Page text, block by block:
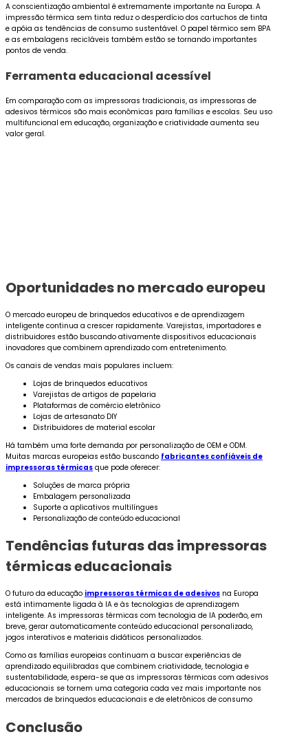
A conscientização ambiental é extremamente importante na Europa. A
impressão térmica sem tinta reduz o desperdício dos cartuchos de tinta
e apóia as tendências de consumo sustentável. O papel térmico sem BPA
e as embalagens recicláveis também estão se tornando importantes
pontos de venda.
Ferramenta educacional acessível
Em comparação com as impressoras tradicionais, as impressoras de
adesivos térmicos são mais econômicas para famílias e escolas. Seu uso
multifuncional em educação, organização e criatividade aumenta seu
valor geral.
Oportunidades no mercado europeu
O mercado europeu de brinquedos educativos e de aprendizagem
inteligente continua a crescer rapidamente. Varejistas, importadores e
distribuidores estão buscando ativamente dispositivos educacionais
inovadores que combinem aprendizado com entretenimento.
Os canais de vendas mais populares incluem:
Lojas de brinquedos educativos
Varejistas de artigos de papelaria
Plataformas de comércio eletrônico
Lojas de artesanato DIY
Distribuidores de material escolar
Há também uma forte demanda por personalização de OEM e ODM.
Muitas marcas europeias estão buscando fabricantes confiáveis de
impressoras térmicas que pode oferecer:
Soluções de marca própria
Embalagem personalizada
Suporte a aplicativos multilíngues
Personalização de conteúdo educacional
Tendências futuras das impressoras
térmicas educacionais
O futuro da educação impressoras térmicas de adesivos na Europa
está intimamente ligada à IA e às tecnologias de aprendizagem
inteligente. As impressoras térmicas com tecnologia de IA poderão, em
breve, gerar automaticamente conteúdo educacional personalizado,
jogos interativos e materiais didáticos personalizados.
Como as famílias europeias continuam a buscar experiências de
aprendizado equilibradas que combinem criatividade, tecnologia e
sustentabilidade, espera-se que as impressoras térmicas com adesivos
educacionais se tornem uma categoria cada vez mais importante nos
mercados de brinquedos educacionais e de eletrônicos de consumo
Conclusão